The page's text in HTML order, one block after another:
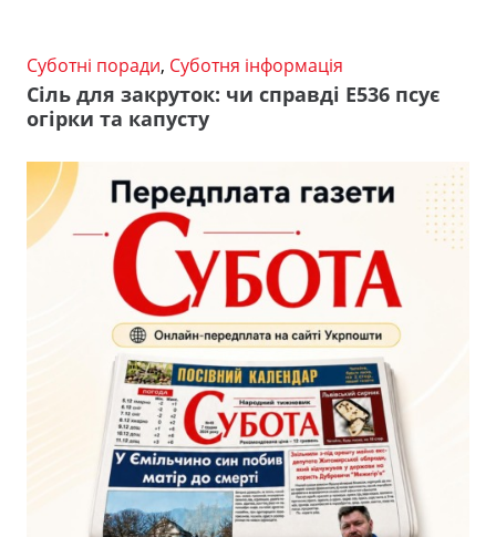
Суботні поради, Суботня інформація
Сіль для закруток: чи справді Е536 псує
огірки та капусту